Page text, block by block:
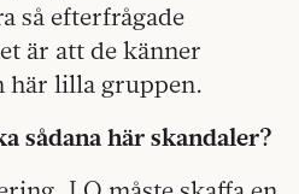
så efterfrågade
är att de känner
här lilla gruppen.
sådana här skandaler?